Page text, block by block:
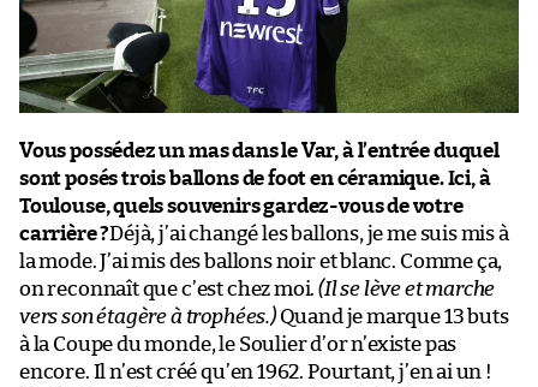
Vous possédez un mas dans le Var, à l’entrée duquel
sont posés trois ballons de foot en céramique. Ici, à
Toulouse, quels souvenirs gardez-vous de votre
carrière ?Déjà, j’ai changé les ballons, je me suis mis à
la mode. J’ai mis des ballons noir et blanc. Comme ça,
on reconnaît que c’est chez moi.(Il se lève et marche
vers son étagère à trophées.)Quand je marque 13 buts
à la Coupe du monde, le Soulier d’or n’existe pas
encore. Il n’est créé qu’en 1962. Pourtant, j’en ai un !